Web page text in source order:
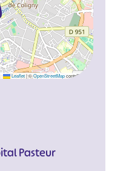
Leaflet |©OpenStreetMapcontributors
Pasteur